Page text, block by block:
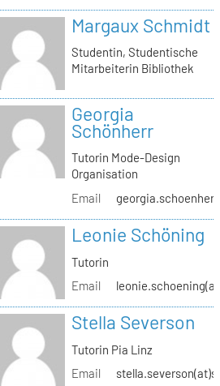
Margaux Schmidt
Studentin, Studentische
Mitarbeiterin Bibliothek
Georgia
Schönherr
Tutorin Mode-Design
Organisation
Email
Leonie Schöning
Tutorin
Email
Stella Severson
Tutorin Pia Linz
Email